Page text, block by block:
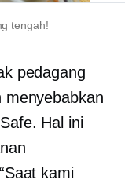
tengah!
pedagang
menyebabkan
Hal ini
kami